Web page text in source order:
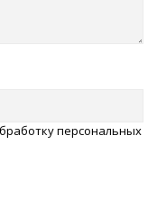
персональных